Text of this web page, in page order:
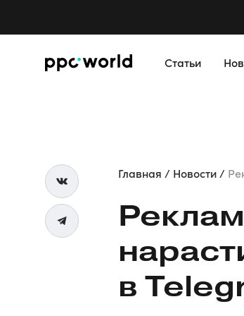
Статьи
Главная Новости
в